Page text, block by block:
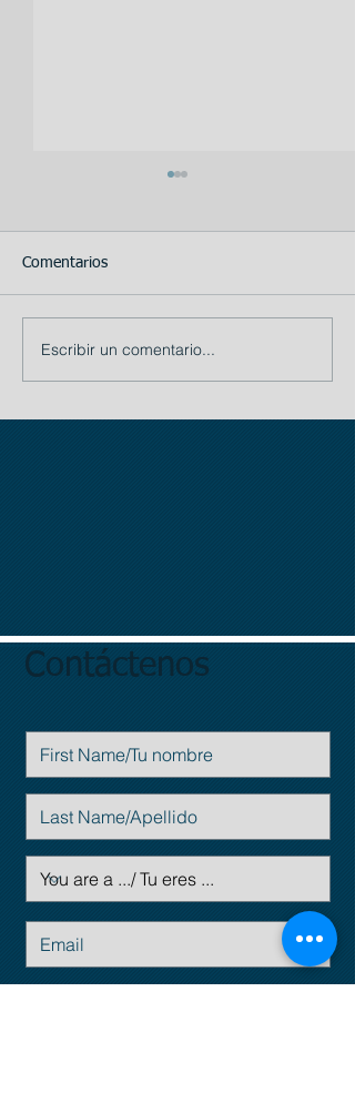
TIP # 1: La importancia
de la Planificación:
Comentarios
Escribir un comentario...
Contáctenos